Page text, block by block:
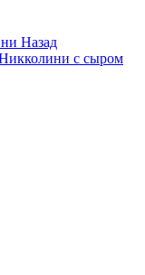
Назад
с сыром